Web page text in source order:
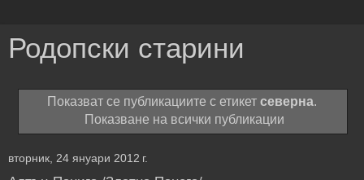
Родопски старини
Показват се публикациите с етикет северна.
Показване на всички публикации
вторник, 24 януари 2012 г.